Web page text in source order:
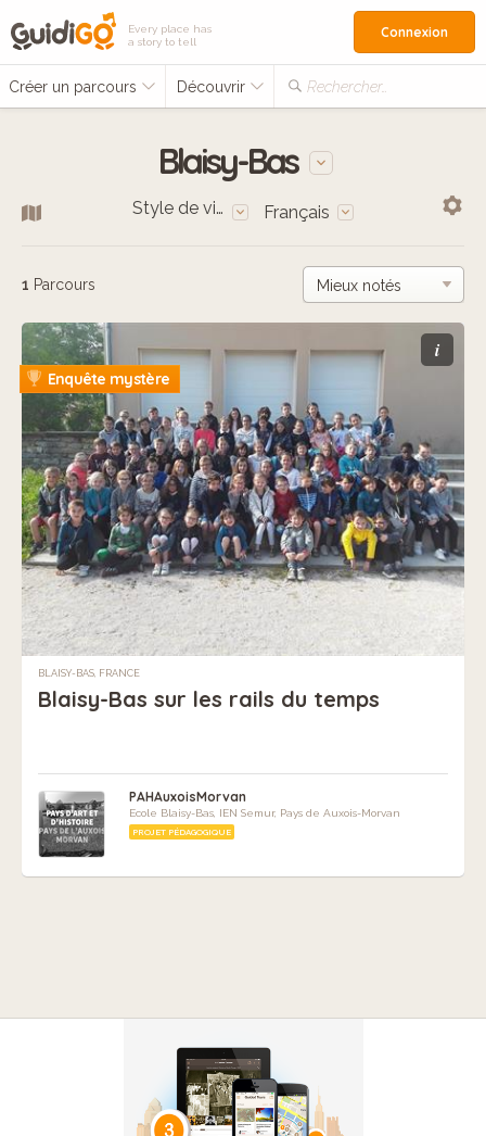
Every place has
a story to tell
Créer un parcours Découvrir Rechercher…
Connexion
Blaisy-Bas
Style de vie Français
1 Parcours
i
Enquête mystère
BLAISY-BAS, FRANCE
Blaisy-Bas sur les rails du temps
PAHAuxoisMorvan
Ecole Blaisy-Bas, IEN Semur, Pays de Auxois-Morvan
PROJET PÉDAGOGIQUE